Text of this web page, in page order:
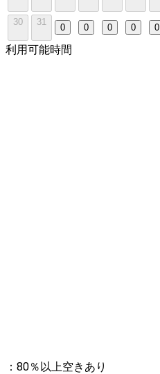
30 31
0 0 0 0 0
利用可能時間
：80％以上空きあり